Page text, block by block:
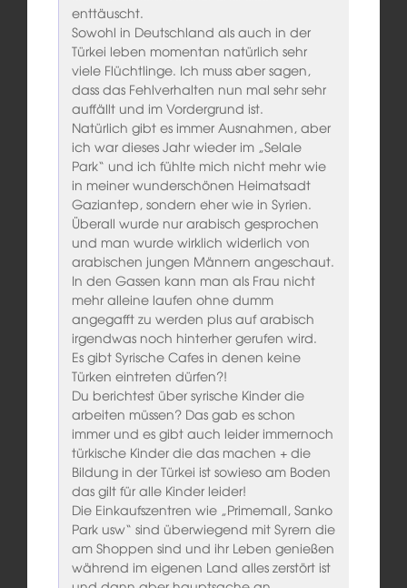
enttäuscht.
Sowohl in Deutschland als auch in der
Türkei leben momentan natürlich sehr
viele Flüchtlinge. Ich muss aber sagen,
dass das Fehlverhalten nun mal sehr sehr
auffällt und im Vordergrund ist.
Natürlich gibt es immer Ausnahmen, aber
ich war dieses Jahr wieder im „Selale
Park“ und ich fühlte mich nicht mehr wie
in meiner wunderschönen Heimatsadt
Gaziantep, sondern eher wie in Syrien.
Überall wurde nur arabisch gesprochen
und man wurde wirklich widerlich von
arabischen jungen Männern angeschaut.
In den Gassen kann man als Frau nicht
mehr alleine laufen ohne dumm
angegafft zu werden plus auf arabisch
irgendwas noch hinterher gerufen wird.
Es gibt Syrische Cafes in denen keine
Türken eintreten dürfen?!
Du berichtest über syrische Kinder die
arbeiten müssen? Das gab es schon
immer und es gibt auch leider immernoch
türkische Kinder die das machen + die
Bildung in der Türkei ist sowieso am Boden
das gilt für alle Kinder leider!
Die Einkaufszentren wie „Primemall, Sanko
Park usw“ sind überwiegend mit Syrern die
am Shoppen sind und ihr Leben genießen
während im eigenen Land alles zerstört ist